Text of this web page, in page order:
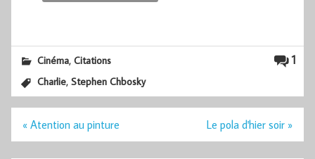
1
Cinéma,Citations
Charlie,Stephen Chbosky
Navigation
« Atention au pinture Le pola d'hier soir »